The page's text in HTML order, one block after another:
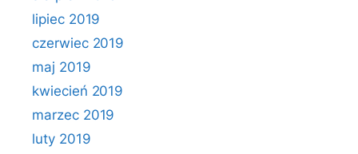
lipiec 2019
czerwiec 2019
maj 2019
kwiecień 2019
marzec 2019
luty 2019